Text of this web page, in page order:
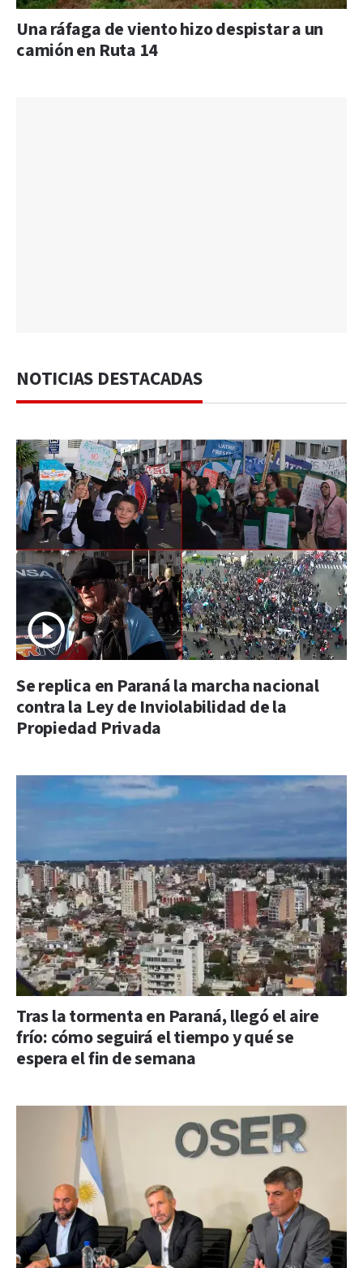
Una ráfaga de viento hizo despistar a un
camión en Ruta 14
NOTICIAS DESTACADAS
Se replica en Paraná la marcha nacional
contra la Ley de Inviolabilidad de la
Propiedad Privada
Tras la tormenta en Paraná, llegó el aire
frío: cómo seguirá el tiempo y qué se
espera el fin de semana